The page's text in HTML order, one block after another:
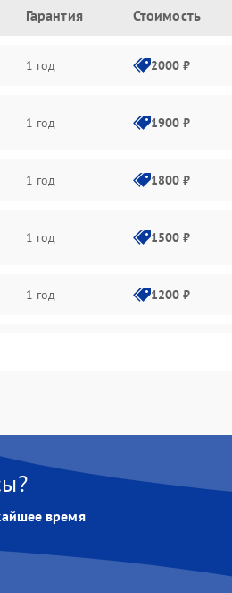
Гарантия Стоимость
1 год 2000 ₽
1 год 1900 ₽
1 год 1800 ₽
1 год 1500 ₽
1 год 1200 ₽
время